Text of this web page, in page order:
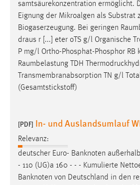
samtsäurekonzentration ermöglicht.
Eignung der Mikroalgen als Substrat
Biogaserzeugung. Bei geringen
draus r [...] eter oTS g/l Organische
P mg/l Ortho-Phosphat-Phosphor RB
Raumbelastung TDH
Transmembranabsorption TN g/l
(Gesamtstickstoff)
[PDF] In- und Auslandsumlauf
Relevanz:
deutscher Euro- Banknoten
- 110 (UG)a 160 - - - Kumulierte
Banknoten von Deutschland in den
Name:
fe_user, be_user,
Zweck:
Dieser Cookie ist notwendig um sich
einloggen zu können.
Cookie Laufzeit:
24 Stunden
STATISTIK
Statistik Cookies erfassen
Diese Informationen helfen uns
unsere Besucher unsere Website